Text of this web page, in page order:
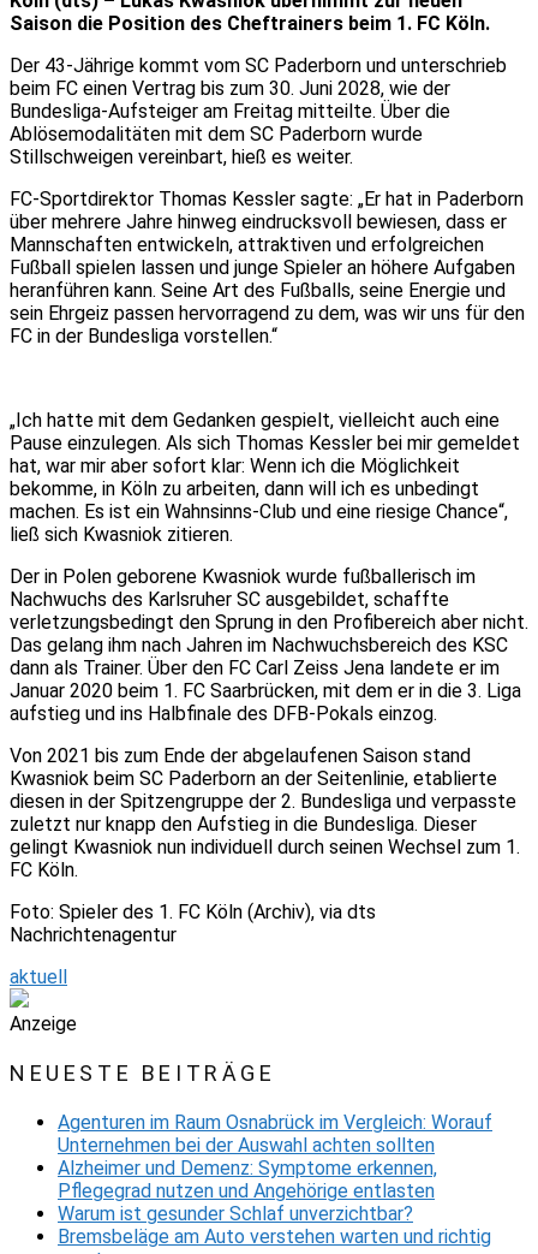
Saison die Position des Cheftrainers beim 1. FC Köln.
Der 43-Jährige kommt vom SC Paderborn und unterschrieb
beim FC einen Vertrag bis zum 30. Juni 2028, wie der
Bundesliga-Aufsteiger am Freitag mitteilte. Über die
Ablösemodalitäten mit dem SC Paderborn wurde
Stillschweigen vereinbart, hieß es weiter.
FC-Sportdirektor Thomas Kessler sagte: „Er hat in Paderborn
über mehrere Jahre hinweg eindrucksvoll bewiesen, dass er
Mannschaften entwickeln, attraktiven und erfolgreichen
Fußball spielen lassen und junge Spieler an höhere Aufgaben
heranführen kann. Seine Art des Fußballs, seine Energie und
sein Ehrgeiz passen hervorragend zu dem, was wir uns für den
FC in der Bundesliga vorstellen.“
„Ich hatte mit dem Gedanken gespielt, vielleicht auch eine
Pause einzulegen. Als sich Thomas Kessler bei mir gemeldet
hat, war mir aber sofort klar: Wenn ich die Möglichkeit
bekomme, in Köln zu arbeiten, dann will ich es unbedingt
machen. Es ist ein Wahnsinns-Club und eine riesige Chance“,
ließ sich Kwasniok zitieren.
Der in Polen geborene Kwasniok wurde fußballerisch im
Nachwuchs des Karlsruher SC ausgebildet, schaffte
verletzungsbedingt den Sprung in den Profibereich aber nicht.
Das gelang ihm nach Jahren im Nachwuchsbereich des KSC
dann als Trainer. Über den FC Carl Zeiss Jena landete er im
Januar 2020 beim 1. FC Saarbrücken, mit dem er in die 3. Liga
aufstieg und ins Halbfinale des DFB-Pokals einzog.
Von 2021 bis zum Ende der abgelaufenen Saison stand
Kwasniok beim SC Paderborn an der Seitenlinie, etablierte
diesen in der Spitzengruppe der 2. Bundesliga und verpasste
zuletzt nur knapp den Aufstieg in die Bundesliga. Dieser
gelingt Kwasniok nun individuell durch seinen Wechsel zum 1.
FC Köln.
Foto: Spieler des 1. FC Köln (Archiv), via dts
Nachrichtenagentur
aktuell
Anzeige
NEUESTE BEITRÄGE
Agenturen im Raum Osnabrück im Vergleich: Worauf
Unternehmen bei der Auswahl achten sollten
Alzheimer und Demenz: Symptome erkennen,
Pflegegrad nutzen und Angehörige entlasten
Warum ist gesunder Schlaf unverzichtbar?
Bremsbeläge am Auto verstehen warten und richtig